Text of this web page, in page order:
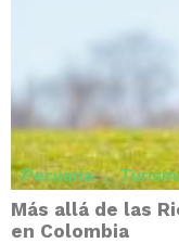
Pecuaria ,
Más allá de las
en Colombia